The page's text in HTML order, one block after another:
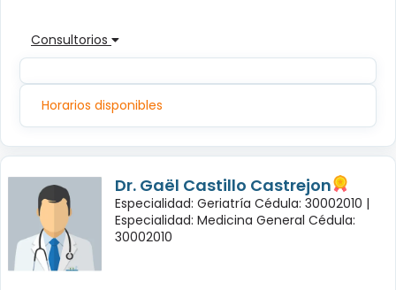
Consultorios
Horarios disponibles
Dr. Gaël Castillo Castrejon
Especialidad: Geriatría Cédula: 30002010 |
Especialidad: Medicina General Cédula:
30002010